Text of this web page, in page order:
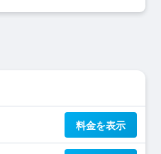
料金を表示